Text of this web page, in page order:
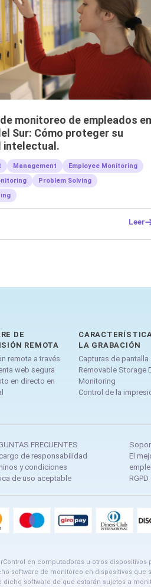
monitoreo de empleados en
Sur: Cómo proteger su
intelectual.
Management
Employee Monitoring
Problem Solving
Leer
DE
REMOTA
remota a través
web segura
en directo en
LA GRABACIÓN
Capturas de pantalla
Removable Storage
Monitoring
Control de la
FRECUENTES
de responsabilidad
y condiciones
de uso aceptable
El
RGPD
en computadoras u otros
software de monitoreo en dispositivos
software de que estarán sujetos a